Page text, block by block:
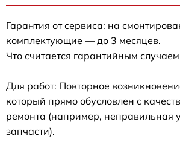
Гарантия от сервиса: на
комплектующие — до 3 месяцев.
Что считается гарантийным
Для работ: Повторное
который прямо обусловлен с
ремонта (например, неправильная
запчасти).